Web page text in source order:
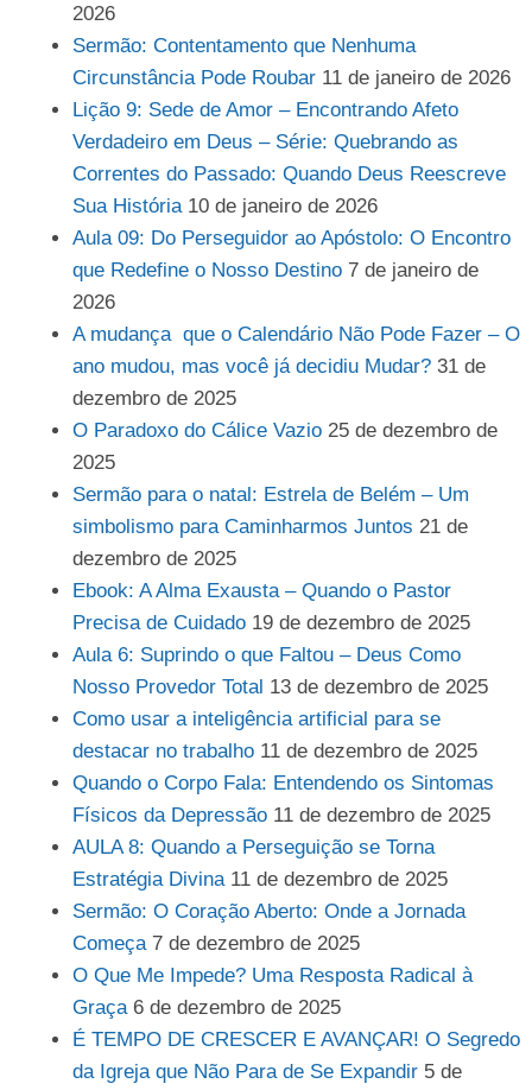
2026
Sermão: Contentamento que Nenhuma
Circunstância Pode Roubar 11 de janeiro de 2026
Lição 9: Sede de Amor – Encontrando Afeto
Verdadeiro em Deus – Série: Quebrando as
Correntes do Passado: Quando Deus Reescreve
Sua História 10 de janeiro de 2026
Aula 09: Do Perseguidor ao Apóstolo: O Encontro
que Redefine o Nosso Destino 7 de janeiro de
2026
A mudança que o Calendário Não Pode Fazer – O
ano mudou, mas você já decidiu Mudar? 31 de
dezembro de 2025
O Paradoxo do Cálice Vazio 25 de dezembro de
2025
Sermão para o natal: Estrela de Belém – Um
simbolismo para Caminharmos Juntos 21 de
dezembro de 2025
Ebook: A Alma Exausta – Quando o Pastor
Precisa de Cuidado 19 de dezembro de 2025
Aula 6: Suprindo o que Faltou – Deus Como
Nosso Provedor Total 13 de dezembro de 2025
Como usar a inteligência artificial para se
destacar no trabalho 11 de dezembro de 2025
Quando o Corpo Fala: Entendendo os Sintomas
Físicos da Depressão 11 de dezembro de 2025
AULA 8: Quando a Perseguição se Torna
Estratégia Divina 11 de dezembro de 2025
Sermão: O Coração Aberto: Onde a Jornada
Começa 7 de dezembro de 2025
O Que Me Impede? Uma Resposta Radical à
Graça 6 de dezembro de 2025
É TEMPO DE CRESCER E AVANÇAR! O Segredo
da Igreja que Não Para de Se Expandir 5 de